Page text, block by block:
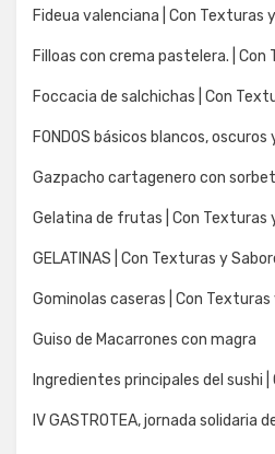
Fideua valenciana | Con Texturas
Filloas con crema pastelera. | Con
Foccacia de salchichas | Con
FONDOS básicos blancos,
Gazpacho cartagenero con
Gelatina de frutas | Con Texturas
GELATINAS | Con Texturas y
Gominolas caseras | Con Texturas
Guiso de Macarrones con magra
Ingredientes principales del sushi
IV GASTROTEA, jornada solidaria